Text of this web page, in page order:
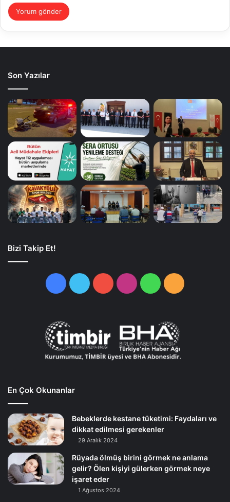
Son Yazılar
Bizi Takip Et!
FacebookTwitterYouTubeInstagramWhatsApp
RSS
En Çok Okunanlar
Bebeklerde kestane tüketimi: Faydaları ve
dikkat edilmesi gerekenler
29 Aralık 2024
Rüyada ölmüş birini görmek ne anlama
gelir? Ölen kişiyi gülerken görmek neye
işaret eder
1 Ağustos 2024